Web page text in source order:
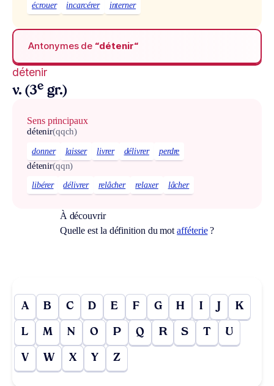
écrouer
incarcérer interner
Antonymes de “détenir“
détenir
v. (3e gr.)
Sens principaux
détenir(qqch)
donner laisser livrer délivrer perdre
détenir(qqn)
libérer délivrer relâcher relaxer lâcher
À découvrir
Quelle est la définition du motafféterie?
A B C D E F G H I J K
L M N O P Q R S T U
V W X Y Z